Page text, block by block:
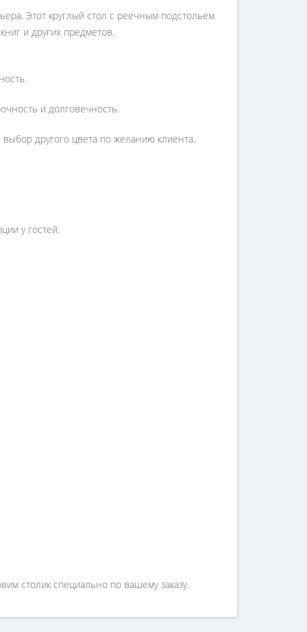
Этот круглый стол с реечным подстольем
и других предметов.
и долговечность.
другого цвета по желанию клиента.
у гостей.
столик специально по вашему заказу.